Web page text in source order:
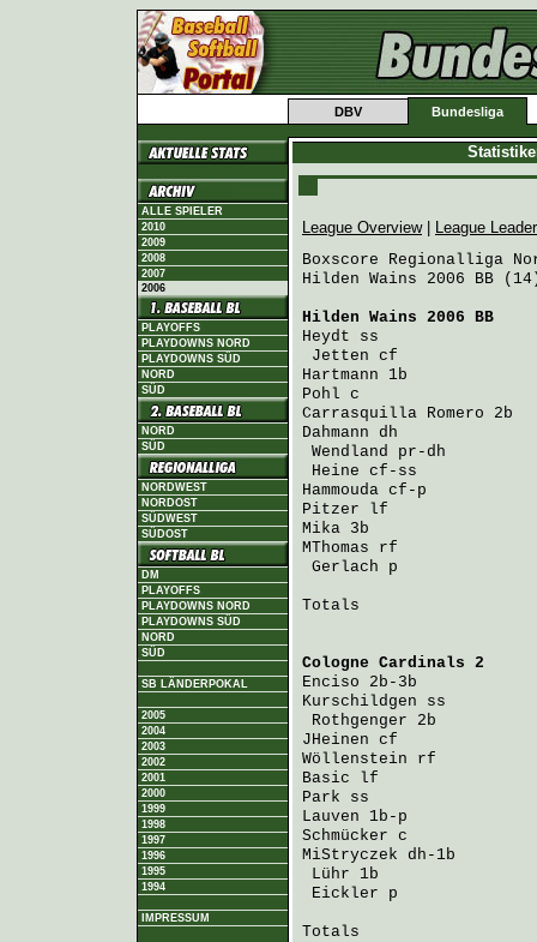
DBV Bundesliga
ALLE SPIELER
2010
2009
2008
2007
2006
PLAYOFFS
PLAYDOWNS NORD
PLAYDOWNS SÜD
NORD
SÜD
NORD
SÜD
NORDWEST
NORDOST
SÜDWEST
SÜDOST
DM
PLAYOFFS
PLAYDOWNS NORD
PLAYDOWNS SÜD
NORD
SÜD
SB LÄNDERPOKAL
2005
2004
2003
2002
2001
2000
1999
1998
1997
1996
1995
1994
IMPRESSUM
League Overview|
League
Boxscore Regionalliga
Hilden Wains 2006 BB
Hilden Wains 2006 BB
Heydt ss
Jetten cf
Hartmann 1b
Pohl c
Carrasquilla Romero 2b
Dahmann dh
Wendland pr-dh
Heine cf-ss
Hammouda cf-p
Pitzer lf
Mika 3b
MThomas rf
Gerlach p
Totals
Cologne Cardinals 2
Enciso 2b-3b
Kurschildgen ss
Rothgenger 2b
JHeinen cf
Wöllenstein rf
Basic lf
Park ss
Lauven 1b-p
Schmücker c
MiStryczek dh-1b
Lühr 1b
Eickler p
Totals